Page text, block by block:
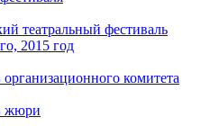
театральный фестиваль
2015 год
организационного комитета
жюри